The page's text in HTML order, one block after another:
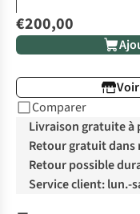
€200,00
Comparer
Livraison gratuite à
Retour gratuit dans
Retour possible
Service client: lun.-